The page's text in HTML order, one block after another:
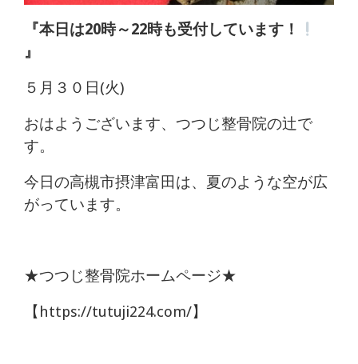
痛
坐
骨
神
経
痛
は
つ
つ
『本日は20時～22時も受付しています！
』
５月３０日(火)
おはようございます、つつじ整骨院の辻で
す。
今日の高槻市摂津富田は、夏のような空が広
がっています。
★つつじ整骨院ホームページ★
【https://tutuji224.com/】